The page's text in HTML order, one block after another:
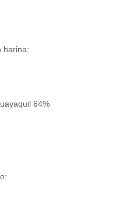
harina:
64%